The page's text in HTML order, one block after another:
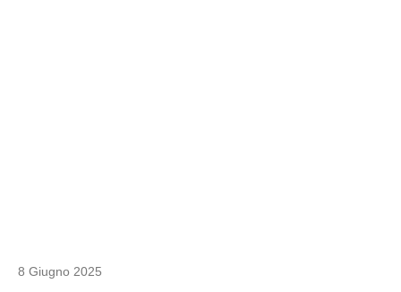
8 Giugno 2025